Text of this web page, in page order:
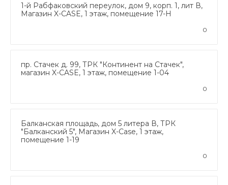
1-й Рабфаковский переулок, дом 9, корп. 1, лит В,
Магазин X-CASE, 1 этаж, помещение 17-Н
0
пр. Стачек д. 99, ТРК "Континент на Стачек",
магазин X-CASE, 1 этаж, помещение 1-04
0
Балканская площадь, дом 5 литера В, ТРК
"Балканский 5", Магазин X-Case, 1 этаж,
помещение 1-19
0